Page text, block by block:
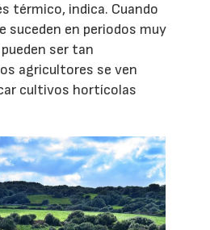
térmico, indica. Cuando
suceden en periodos muy
ser tan
agricultores se ven
cultivos hortícolas